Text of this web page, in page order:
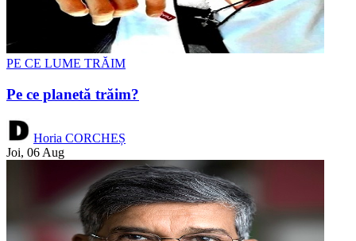
PE CE LUME TRĂIM
Pe ce planetă trăim?
Horia CORCHEȘ
Joi, 06 Aug